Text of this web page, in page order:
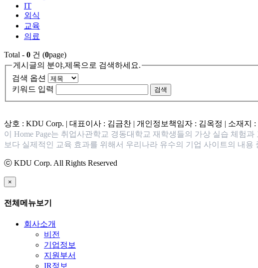
IT
외식
교육
의료
Total - 0 건 (0page)
게시글의 분야,제목으로 검색하세요.
검색 옵션
키워드 입력
검색
상호 : KDU Corp. | 대표이사 : 김금찬 | 개인정보책임자 : 김옥정 | 소재지 :
이 Home Page는 취업사관학교 경동대학교 재학생들의 가상 실습 체험
보다 실제적인 교육 효과를 위해서 우리나라 유수의 기업 사이트의 내용
ⓒ KDU Corp. All Rights Reserved
×
전체메뉴보기
회사소개
비전
기업정보
지원부서
IR정보